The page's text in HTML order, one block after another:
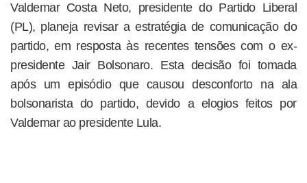
Valdemar Costa Neto, presidente do Partido Liberal
(PL), planeja revisar a estratégia de comunicação do
partido, em resposta às recentes tensões com o ex-
presidente Jair Bolsonaro. Esta decisão foi tomada
após um episódio que causou desconforto na ala
bolsonarista do partido, devido a elogios feitos por
Valdemar ao presidente Lula.